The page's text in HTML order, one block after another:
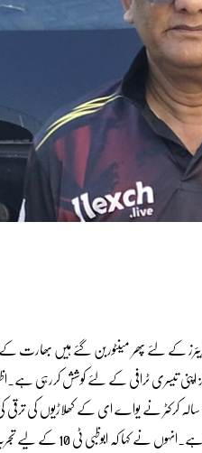
تیسری ٹرافی کے لئے کوشش کررہی
اپنے سیزن کا آغاز دہلی بلز کو 7 وکٹوں سے شکست دیکر کیا۔ میچ کے بعد 61 سالہ کرکٹر
کس طرح تجربہ کار کرکٹ اسٹارز کی موجودگی